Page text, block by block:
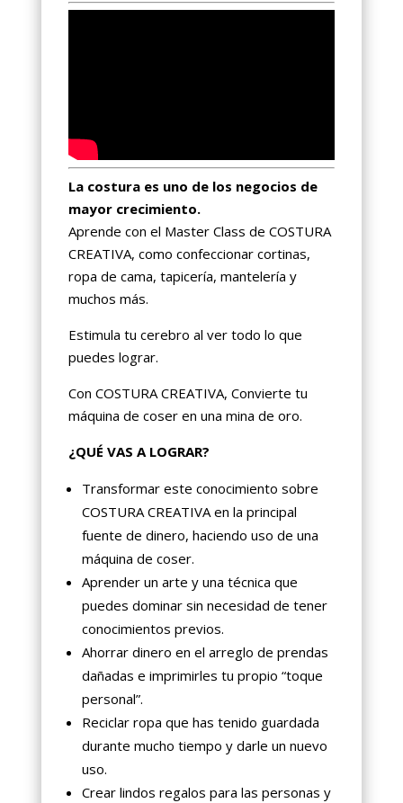
La costura es uno de los negocios de
mayor crecimiento.
Aprende con el Master Class de COSTURA
CREATIVA, como confeccionar cortinas,
ropa de cama, tapicería, mantelería y
muchos más.
Estimula tu cerebro al ver todo lo que
puedes lograr.
Con COSTURA CREATIVA, Convierte tu
máquina de coser en una mina de oro.
¿QUÉ VAS A LOGRAR?
Transformar este conocimiento sobre
COSTURA CREATIVA en la principal
fuente de dinero, haciendo uso de una
máquina de coser.
Aprender un arte y una técnica que
puedes dominar sin necesidad de tener
conocimientos previos.
Ahorrar dinero en el arreglo de prendas
dañadas e imprimirles tu propio “toque
personal”.
Reciclar ropa que has tenido guardada
durante mucho tiempo y darle un nuevo
uso.
Crear lindos regalos para las personas y